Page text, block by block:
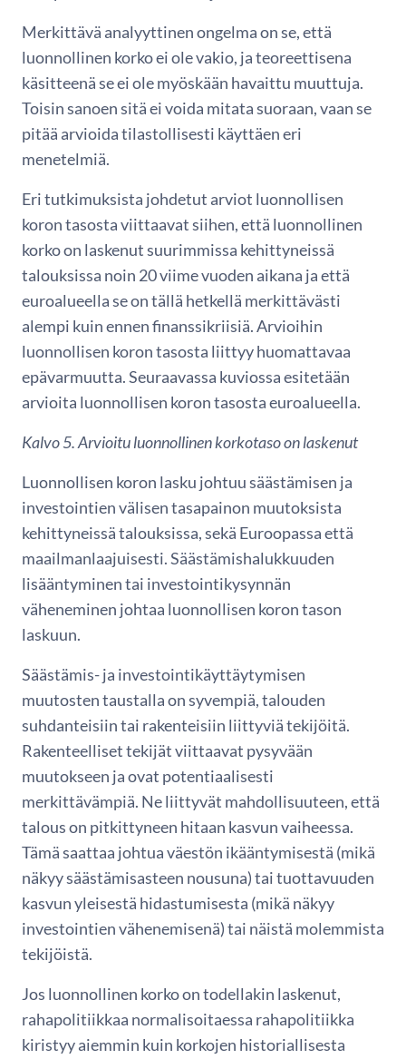
Merkittävä analyyttinen ongelma on se, että
luonnollinen korko ei ole vakio, ja teoreettisena
käsitteenä se ei ole myöskään havaittu muuttuja.
Toisin sanoen sitä ei voida mitata suoraan, vaan se
pitää arvioida tilastollisesti käyttäen eri
menetelmiä.
Eri tutkimuksista johdetut arviot luonnollisen
koron tasosta viittaavat siihen, että luonnollinen
korko on laskenut suurimmissa kehittyneissä
talouksissa noin 20 viime vuoden aikana ja että
euroalueella se on tällä hetkellä merkittävästi
alempi kuin ennen finanssikriisiä. Arvioihin
luonnollisen koron tasosta liittyy huomattavaa
epävarmuutta. Seuraavassa kuviossa esitetään
arvioita luonnollisen koron tasosta euroalueella.
Kalvo 5. Arvioitu luonnollinen korkotaso on laskenut
Luonnollisen koron lasku johtuu säästämisen ja
investointien välisen tasapainon muutoksista
kehittyneissä talouksissa, sekä Euroopassa että
maailmanlaajuisesti. Säästämishalukkuuden
lisääntyminen tai investointikysynnän
väheneminen johtaa luonnollisen koron tason
laskuun.
Säästämis- ja investointikäyttäytymisen
muutosten taustalla on syvempiä, talouden
suhdanteisiin tai rakenteisiin liittyviä tekijöitä.
Rakenteelliset tekijät viittaavat pysyvään
muutokseen ja ovat potentiaalisesti
merkittävämpiä. Ne liittyvät mahdollisuuteen, että
talous on pitkittyneen hitaan kasvun vaiheessa.
Tämä saattaa johtua väestön ikääntymisestä (mikä
näkyy säästämisasteen nousuna) tai tuottavuuden
kasvun yleisestä hidastumisesta (mikä näkyy
investointien vähenemisenä) tai näistä molemmista
tekijöistä.
Jos luonnollinen korko on todellakin laskenut,
rahapolitiikkaa normalisoitaessa rahapolitiikka
kiristyy aiemmin kuin korkojen historiallisesta